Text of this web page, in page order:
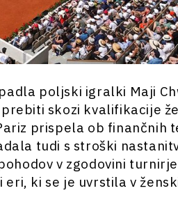
poljski igralki Maji
skozi kvalifikacije
prispela ob finančnih
tudi s stroški
v zgodovini
ki se je uvrstila v